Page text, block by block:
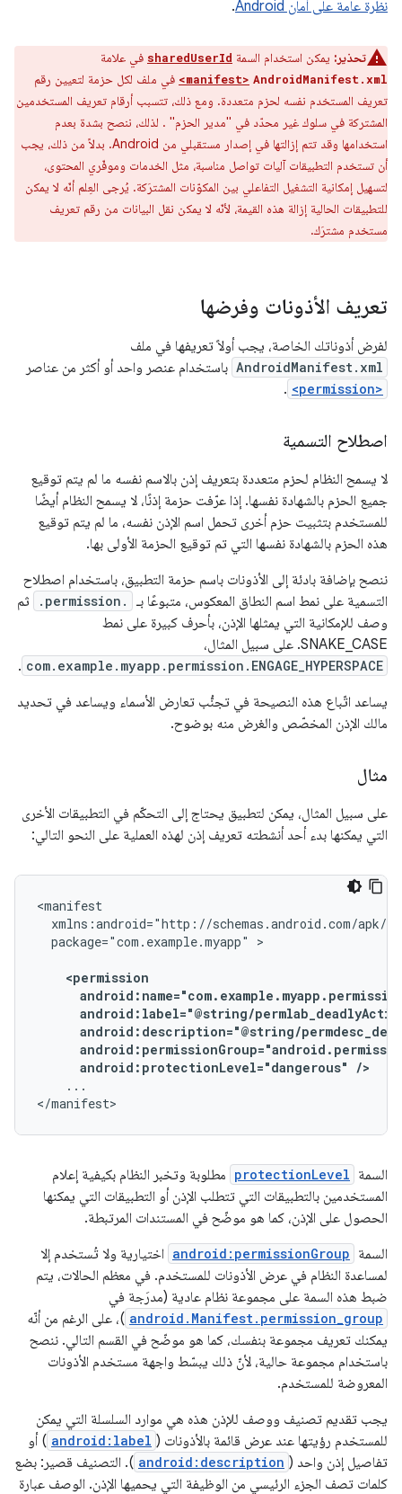
نظرة عامة على أمان Android .
تحذير: يمكن استخدام السمة sharedUserId في علامة
AndroidManifest.xml
<manifest> في ملف لكل حزمة لتعيين رقم
تعريف المستخدم نفسه لحزم متعددة. ومع ذلك، تتسبب أرقام تعريف المستخدمين
المشتركة في سلوك غير محدّد في "مدير الحزم" . لذلك، ننصح بشدة بعدم
استخدامها وقد تتم إزالتها في إصدار مستقبلي من Android. بدلاً من ذلك، يجب
أن تستخدم التطبيقات آليات تواصل مناسبة، مثل الخدمات وموفّري المحتوى،
لتسهيل إمكانية التشغيل التفاعلي بين المكوّنات المشترَكة. يُرجى العِلم أنّه لا يمكن
للتطبيقات الحالية إزالة هذه القيمة، لأنّه لا يمكن نقل البيانات من رقم تعريف
مستخدم مشترَك.
تعريف الأذونات وفرضها
لفرض أذوناتك الخاصة، يجب أولاً تعريفها في ملف
AndroidManifest.xml باستخدام عنصر واحد أو أكثر من عناصر
<permission>
.
اصطلاح التسمية
لا يسمح النظام لحزم متعددة بتعريف إذن بالاسم نفسه ما لم يتم توقيع
جميع الحزم بالشهادة نفسها. إذا عرّفت حزمة إذنًا، لا يسمح النظام أيضًا
للمستخدم بتثبيت حزم أخرى تحمل اسم الإذن نفسه، ما لم يتم توقيع
هذه الحزم بالشهادة نفسها التي تم توقيع الحزمة الأولى بها.
ننصح بإضافة بادئة إلى الأذونات باسم حزمة التطبيق، باستخدام اصطلاح
التسمية على نمط اسم النطاق المعكوس، متبوعًا بـ
.permission.
ثم
وصف للإمكانية التي يمثلها الإذن، بأحرف كبيرة على نمط
SNAKE_CASE. على سبيل المثال،
com.example.myapp.permission.ENGAGE_HYPERSPACE
.
يساعد اتّباع هذه النصيحة في تجنُّب تعارض الأسماء ويساعد في تحديد
مالك الإذن المخصّص والغرض منه بوضوح.
مثال
على سبيل المثال، يمكن لتطبيق يحتاج إلى التحكّم في التطبيقات الأخرى
التي يمكنها بدء أحد أنشطته تعريف إذن لهذه العملية على النحو التالي:
package="com.example.myapp"
android:protectionLevel="dangerous" />
...
</manifest>
السمة protectionLevel مطلوبة وتخبر النظام بكيفية إعلام
المستخدمين بالتطبيقات التي تتطلب الإذن أو التطبيقات التي يمكنها
الحصول على الإذن، كما هو موضّح في المستندات المرتبطة.
السمة android:permissionGroup اختيارية ولا تُستخدم إلا
لمساعدة النظام في عرض الأذونات للمستخدم. في معظم الحالات، يتم
ضبط هذه السمة على مجموعة نظام عادية (مدرَجة في
android.Manifest.permission_group )، على الرغم من أنّه
يمكنك تعريف مجموعة بنفسك، كما هو موضّح في القسم التالي. ننصح
باستخدام مجموعة حالية، لأنّ ذلك يبسّط واجهة مستخدم الأذونات
المعروضة للمستخدم.
يجب تقديم تصنيف ووصف للإذن هذه هي موارد السلسلة التي يمكن
للمستخدم رؤيتها عند عرض قائمة بالأذونات ( android:label ) أو
تفاصيل إذن واحد ( android:description ). التصنيف قصير: بضع
كلمات تصف الجزء الرئيسي من الوظيفة التي يحميها الإذن. الوصف عبارة